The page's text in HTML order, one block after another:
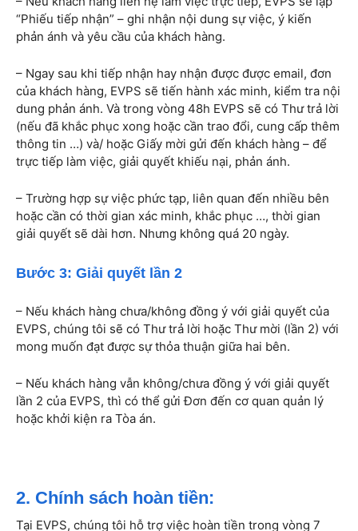
“Phiếu tiếp nhận” – ghi nhận nội dung sự việc, ý kiến
phản ánh và yêu cầu của khách hàng.
– Ngay sau khi tiếp nhận hay nhận được được email, đơn
của khách hàng, EVPS sẽ tiến hành xác minh, kiểm tra nội
dung phản ánh. Và trong vòng 48h EVPS sẽ có Thư trả lời
(nếu đã khắc phục xong hoặc cần trao đổi, cung cấp thêm
thông tin …) và/ hoặc Giấy mời gửi đến khách hàng – để
trực tiếp làm việc, giải quyết khiếu nại, phản ánh.
– Trường hợp sự việc phức tạp, liên quan đến nhiều bên
hoặc cần có thời gian xác minh, khắc phục …, thời gian
giải quyết sẽ dài hơn. Nhưng không quá 20 ngày.
Bước 3: Giải quyết lần 2
– Nếu khách hàng chưa/không đồng ý với giải quyết của
EVPS, chúng tôi sẽ có Thư trả lời hoặc Thư mời (lần 2) với
mong muốn đạt được sự thỏa thuận giữa hai bên.
– Nếu khách hàng vẫn không/chưa đồng ý với giải quyết
lần 2 của EVPS, thì có thể gửi Đơn đến cơ quan quản lý
hoặc khởi kiện ra Tòa án.
2. Chính sách hoàn tiền:
Tại EVPS, chúng tôi hỗ trợ việc hoàn tiền trong vòng 7